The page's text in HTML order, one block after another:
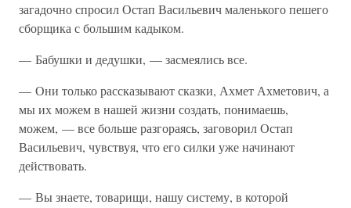
загадочно спросил Остап Васильевич маленького пешего
сборщика с большим кадыком.
— Бабушки и дедушки, — засмеялись все.
— Они только рассказывают сказки, Ахмет Ахметович, а
мы их можем в нашей жизни создать, понимаешь,
можем, — все больше разгораясь, заговорил Остап
Васильевич, чувствуя, что его силки уже начинают
действовать.
— Вы знаете, товарищи, нашу систему, в которой